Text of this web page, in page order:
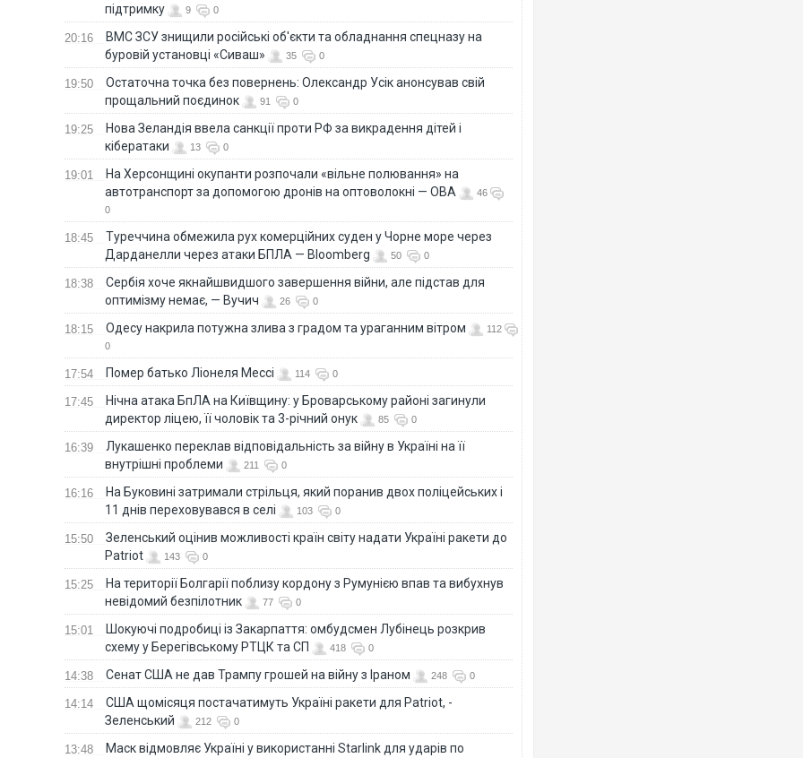
підтримку
9 0
20:16
ВМС ЗСУ знищили російські об'єкти та обладнання спецназу на
буровій установці «Сиваш»
35 0
19:50
Остаточна точка без повернень: Олександр Усік анонсував свій
прощальний поєдинок
91 0
19:25
Нова Зеландія ввела санкції проти РФ за викрадення дітей і
кібератаки
13 0
19:01
На Херсонщині окупанти розпочали «вільне полювання» на
автотранспорт за допомогою дронів на оптоволокні — ОВА
46
0
18:45
Туреччина обмежила рух комерційних суден у Чорне море через
Дарданелли через атаки БПЛА — Bloomberg
50 0
18:38
Сербія хоче якнайшвидшого завершення війни, але підстав для
оптимізму немає, — Вучич
26 0
18:15 Одесу накрила потужна злива з градом та ураганним вітром
112
0
17:54 Помер батько Ліонеля Мессі 114 0
17:45
Нічна атака БпЛА на Київщину: у Броварському районі загинули
директор ліцею, її чоловік та 3-річний онук
85 0
16:39
Лукашенко переклав відповідальність за війну в Україні на її
внутрішні проблеми
211 0
16:16
На Буковині затримали стрільця, який поранив двох поліцейських і
11 днів переховувався в селі
103 0
15:50
Зеленський оцінив можливості країн світу надати Україні ракети до
Patriot
143 0
15:25
На території Болгарії поблизу кордону з Румунією впав та вибухнув
невідомий безпілотник
77 0
15:01
Шокуючі подробиці із Закарпаття: омбудсмен Лубінець розкрив
схему у Берегівському РТЦК та СП
418 0
14:38 Сенат США не дав Трампу грошей на війну з Іраном 248 0
14:14
США щомісяця постачатимуть Україні ракети для Patriot, -
Зеленський
212 0
13:48 Маск відмовляє Україні у використанні Starlink для ударів по